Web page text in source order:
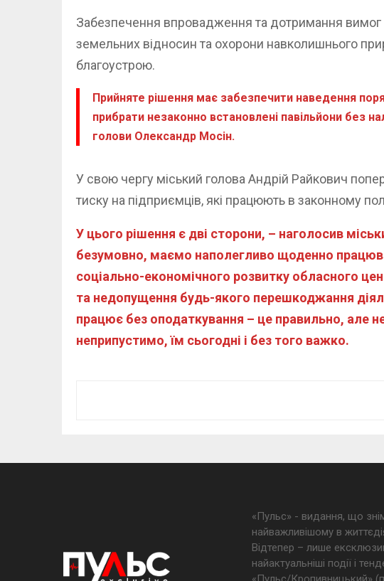
Забезпечення впровадження та дотримання вимог
земельних відносин та охорони навколишнього
благоустрою.
Прийняте рішення має забезпечити наведення
прибрати незаконно встановлені павільйони без
голови Олександр Мосін.
У свою чергу міський голова Андрій Райкович
тиску на підприємців, які працюють в законному
У цього рішення є дві сторони, – наголосив
безумовно, маємо наполегливо щоденно
соціально-економічного розвитку обласного
та недопущення будь-якого перешкоджання
працює без оподаткування – це правильно, але
неприпустимо, їм сьогодні і без того важко.
«Пульс» - видання, що
найважливішому в
Відтепер – лише
найактуальніші події і